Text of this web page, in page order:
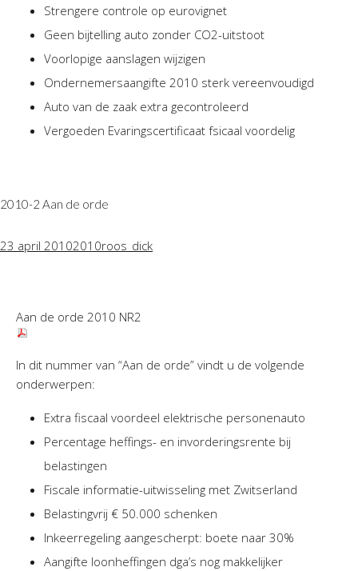
Strengere controle op eurovignet
Geen bijtelling auto zonder CO2-uitstoot
Voorlopige aanslagen wijzigen
Ondernemersaangifte 2010 sterk vereenvoudigd
Auto van de zaak extra gecontroleerd
Vergoeden Evaringscertificaat fsicaal voordelig
2010-2 Aan de orde
23 april 20102010roos_dick
Aan de orde 2010 NR2
In dit nummer van “Aan de orde” vindt u de volgende
onderwerpen:
Extra fiscaal voordeel elektrische personenauto
Percentage heffings- en invorderingsrente bij
belastingen
Fiscale informatie-uitwisseling met Zwitserland
Belastingvrij € 50.000 schenken
Inkeerregeling aangescherpt: boete naar 30%
Aangifte loonheffingen dga’s nog makkelijker